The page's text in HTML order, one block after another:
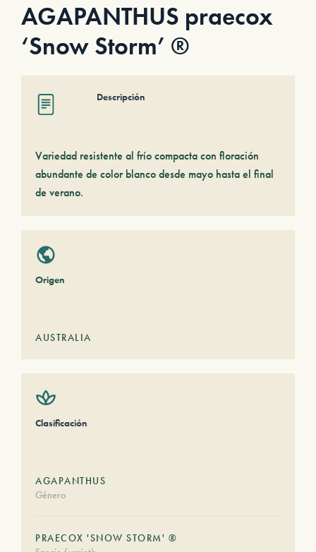
AGAPANTHUS praecox
‘Snow Storm’ ®
Descripción
Variedad resistente al frío compacta con floración
abundante de color blanco desde mayo hasta el final
de verano.
Origen
AUSTRALIA
Clasificación
AGAPANTHUS
Género
PRAECOX 'SNOW STORM' ®